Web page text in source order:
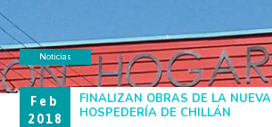
Noticias
Feb
2018
FINALIZAN OBRAS DE LA NUEVA
HOSPEDERÍA DE CHILLÁN